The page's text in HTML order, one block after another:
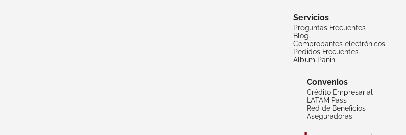
Servicios
Preguntas Frecuentes
Blog
Comprobantes electrónicos
Pedidos Frecuentes
Album Panini
Convenios
Crédito Empresarial
LATAM Pass
Red de Beneficios
Aseguradoras